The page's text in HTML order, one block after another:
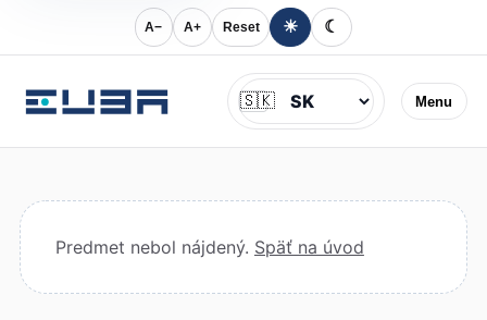
A− A+ Reset ☀ ☾
Menu
Jazyk
🇸🇰
Predmet nebol nájdený. Späť na úvod